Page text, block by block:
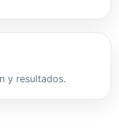
y resultados.